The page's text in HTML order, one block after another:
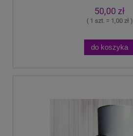
50,00 zł
( 1 szt. = 1,00 zł )
do koszyka